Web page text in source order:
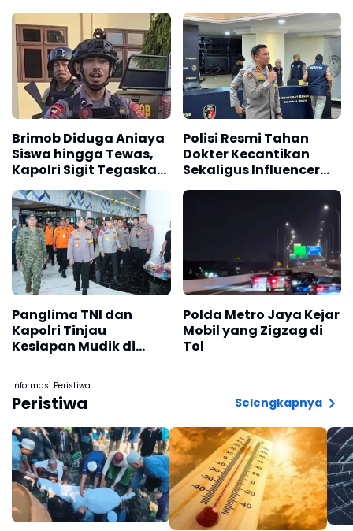
Rekayasa Lalin
Brimob Diduga Aniaya
Siswa hingga Tewas,
Kapolri Sigit Tegaskan
Penegakan Hukum
Transparan
Polisi Resmi Tahan
Dokter Kecantikan
Sekaligus Influencer
Richard Lee
Panglima TNI dan
Kapolri Tinjau
Kesiapan Mudik di
Polda Metro Jaya Kejar
Mobil yang Zigzag di
Tol
Informasi Peristiwa
Peristiwa Selengkapnya